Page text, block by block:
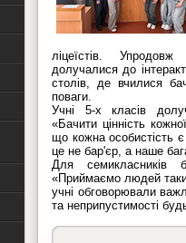
ліцеїстів.
долучалися до
столів, де вчилися
поваги.
Учні 5-х класів
«Бачити цінність
що кожна особистість
це не бар'єр, а наше
Для семикласників
«Приймаємо людей
учні обговорювали
та неприпустимості